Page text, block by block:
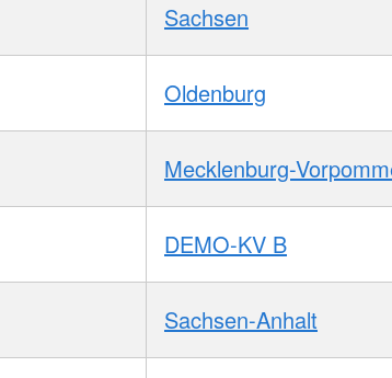
Sachsen
Oldenburg
Mecklenburg-
DEMO-KV B
Sachsen-Anhalt